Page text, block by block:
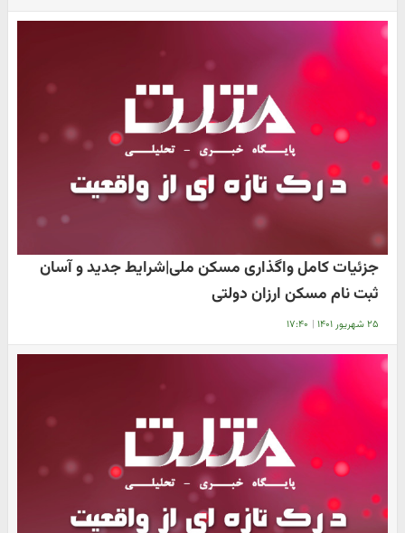
جزئیات کامل واگذاری مسکن ملی|شرایط جدید و آسان
ثبت نام مسکن ارزان دولتی
۲۵ شهریور ۱۴۰۱ | ۱۷:۴۰